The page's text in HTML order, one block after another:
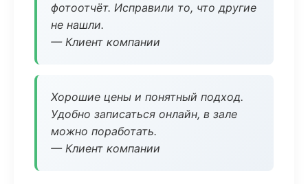
фотоотчёт. Исправили то, что другие
не нашли.
— Клиент компании
Хорошие цены и понятный подход.
Удобно записаться онлайн, в зале
можно поработать.
— Клиент компании